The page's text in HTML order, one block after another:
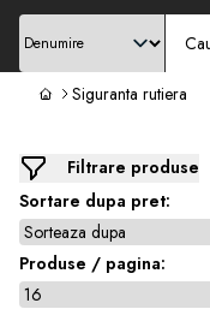
Siguranta rutiera
Filtrare produse
Sortare dupa pret:
Produse / pagina: